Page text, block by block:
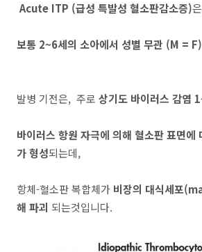
Acute ITP (급성 특발성 혈소판감소증)은
보통 2~6세의 소아에서 성별 무관 (M =
발병 기전은, 주로 상기도 바이러스 감염
바이러스 항원 자극에 의해 혈소판 표면에
가 형성되는데,
항체-혈소판 복합체가 비장의 대식세포
해 파괴 되는것입니다.